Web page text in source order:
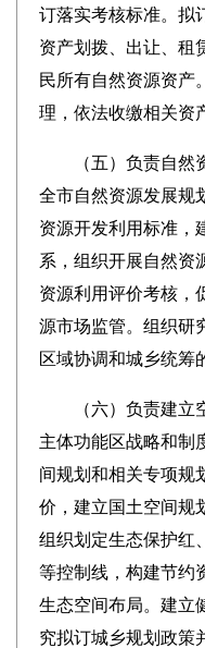
订落实考核标准。拟
资产划拨、出让、租
民所有自然资源资产
理，依法收缴相关资
（五）负责自然资
全市自然资源发展规
资源开发利用标准，
系，组织开展自然资
资源利用评价考核，
源市场监管。组织研
区域协调和城乡统筹
（六）负责建立空
主体功能区战略和制
间规划和相关专项规
价，建立国土空间规
组织划定生态保护红
等控制线，构建节约
生态空间布局。建立
究拟订城乡规划政策